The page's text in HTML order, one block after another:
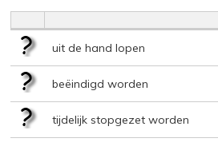
uit de hand lopen
beëindigd worden
tijdelijk stopgezet worden